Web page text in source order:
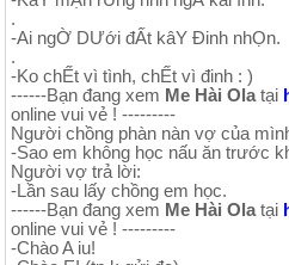
.
-Ai ngỜ DƯới đẤt kâY Đinh nhỌn.
.
-Ko chẾt vì tình, chẾt vì đinh : )
------Bạn đang xem Me Hài Ola tại
online vui vẻ ! ---------
Người chồng phàn nàn vợ của
-Sao em không học nấu ăn trước
Người vợ trả lời:
-Lần sau lấy chồng em học.
------Bạn đang xem Me Hài Ola tại
online vui vẻ ! ---------
-Chào A iu!